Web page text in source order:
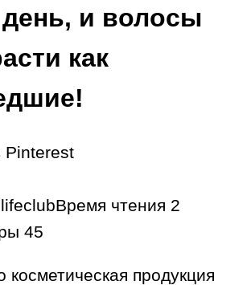
и волосы
как
Pinterest
Время чтения 2
45
косметическая продукция